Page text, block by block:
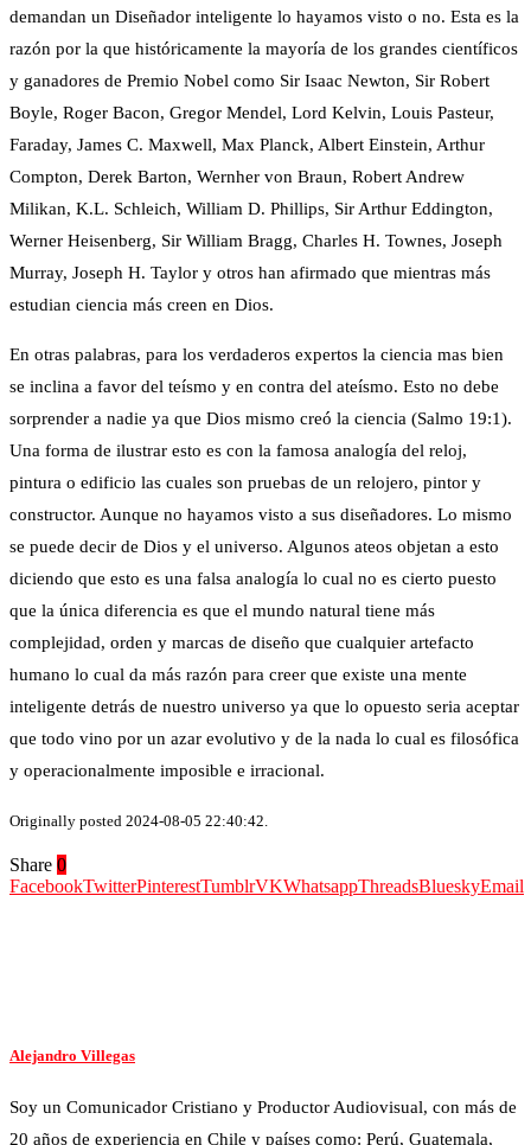
demandan un Diseñador inteligente lo hayamos visto o no. Esta es la
razón por la que históricamente la mayoría de los grandes científicos
y ganadores de Premio Nobel como Sir Isaac Newton, Sir Robert
Boyle, Roger Bacon, Gregor Mendel, Lord Kelvin, Louis Pasteur,
Faraday, James C. Maxwell, Max Planck, Albert Einstein, Arthur
Compton, Derek Barton, Wernher von Braun, Robert Andrew
Milikan, K.L. Schleich, William D. Phillips, Sir Arthur Eddington,
Werner Heisenberg, Sir William Bragg, Charles H. Townes, Joseph
Murray, Joseph H. Taylor y otros han afirmado que mientras más
estudian ciencia más creen en Dios.
En otras palabras, para los verdaderos expertos la ciencia mas bien
se inclina a favor del teísmo y en contra del ateísmo. Esto no debe
sorprender a nadie ya que Dios mismo creó la ciencia (Salmo 19:1).
Una forma de ilustrar esto es con la famosa analogía del reloj,
pintura o edificio las cuales son pruebas de un relojero, pintor y
constructor. Aunque no hayamos visto a sus diseñadores. Lo mismo
se puede decir de Dios y el universo. Algunos ateos objetan a esto
diciendo que esto es una falsa analogía lo cual no es cierto puesto
que la única diferencia es que el mundo natural tiene más
complejidad, orden y marcas de diseño que cualquier artefacto
humano lo cual da más razón para creer que existe una mente
inteligente detrás de nuestro universo ya que lo opuesto seria aceptar
que todo vino por un azar evolutivo y de la nada lo cual es filosófica
y operacionalmente imposible e irracional.
Originally posted 2024-08-05 22:40:42.
Share 0
FacebookTwitterPinterestTumblrVKWhatsappThreadsBlueskyEmail
Alejandro Villegas
Soy un Comunicador Cristiano y Productor Audiovisual, con más de
20 años de experiencia en Chile y países como: Perú, Guatemala,